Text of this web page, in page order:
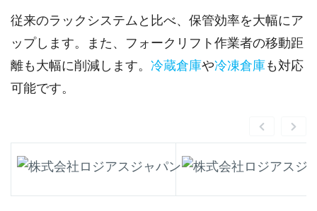
従来のラックシステムと比べ、保管効率を大幅にア
ップします。また、フォークリフト作業者の移動距
離も大幅に削減します。 冷蔵倉庫や冷凍倉庫も対応
可能です。